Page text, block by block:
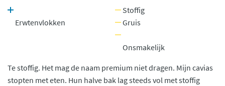
Erwtenvlokken
Stoffig
Gruis
Onsmakelijk
Te stoffig. Het mag de naam premium niet dragen. Mijn cavias
stopten met eten. Hun halve bak lag steeds vol met stoffig